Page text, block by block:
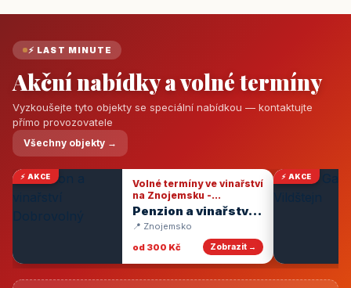
⚡ LAST MINUTE
Akční nabídky a volné termíny
Vyzkoušejte tyto objekty se speciální nabídkou — kontaktujte
přímo provozovatele
Všechny objekty →
⚡ AKCE
Volné termíny ve vinařství
na Znojemsku -
degustace vín
Penzion a vinařství
Dobrovolný
📍 Znojemsko
od 300 Kč
Zobrazit →
⚡ AKCE